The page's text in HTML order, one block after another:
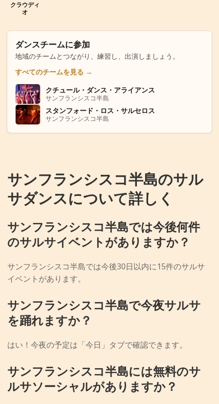
クラウディ
オ
ダンスチームに参加
地域のチームとつながり、練習し、出演しましょう。
すべてのチームを見る →
ク クチュール・ダンス・アライアンス
サンフランシスコ半島
ス スタンフォード・ロス・サルセロス
サンフランシスコ半島
サンフランシスコ半島のサル
サダンスについて詳しく
サンフランシスコ半島では今後何件
のサルサイベントがありますか？
サンフランシスコ半島では今後30日以内に15件のサルサ
イベントがあります。
サンフランシスコ半島で今夜サルサ
を踊れますか？
はい！今夜の予定は「今日」タブで確認できます。
サンフランシスコ半島には無料のサ
ルサソーシャルがありますか？